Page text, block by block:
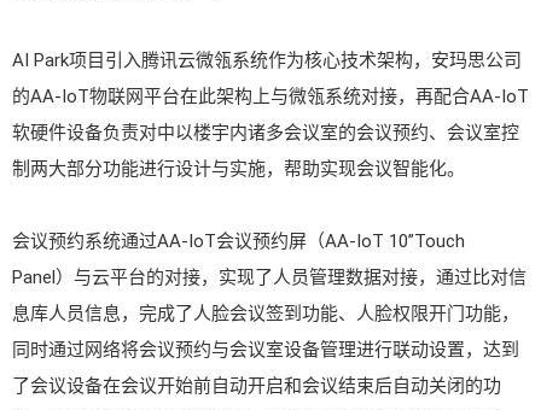
AI Park项目引入腾讯云微瓴系统作为核心技术架构，安玛思公司
的AA-IoT物联网平台在此架构上与微瓴系统对接，再配合AA-IoT
软硬件设备负责对中以楼宇内诸多会议室的会议预约、会议室控
制两大部分功能进行设计与实施，帮助实现会议智能化。
会议预约系统通过AA-IoT会议预约屏（AA-IoT 10”Touch
Panel）与云平台的对接，实现了人员管理数据对接，通过比对信
息库人员信息，完成了人脸会议签到功能、人脸权限开门功能，
同时通过网络将会议预约与会议室设备管理进行联动设置，达到
了会议设备在会议开始前自动开启和会议结束后自动关闭的功